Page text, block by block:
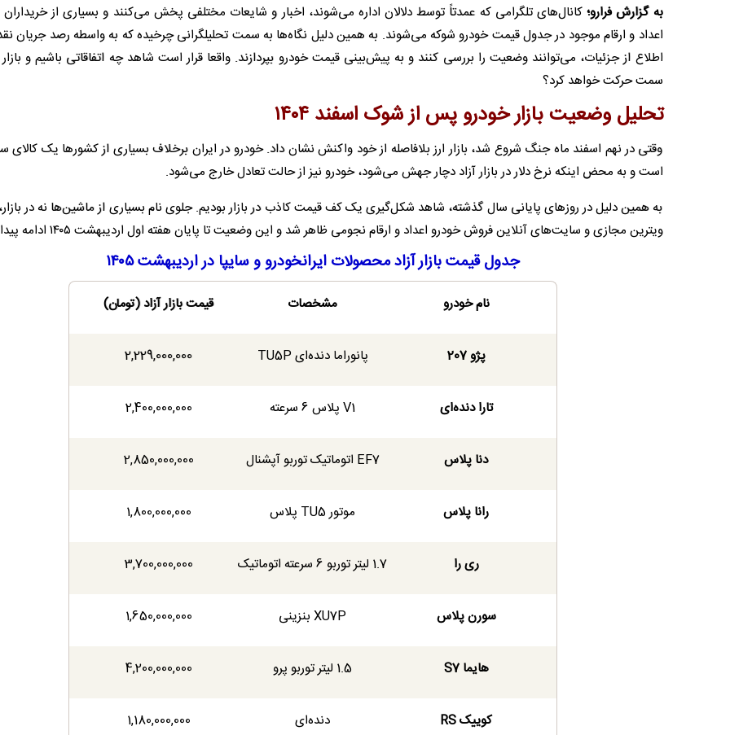
به گزارش فرارو؛کانال‌های تلگرامی که عمدتاً توسط دلالان اداره می‌شوند، اخبار و شایعات مختلفی پخش می‌کنند و بسیاری از خریداران
اعداد و ارقام موجود در جدول قیمت‌ خودرو شوکه‌ می‌شوند. به همین دلیل نگاه‌‌ها به سمت تحلیلگرانی چرخیده که به واسطه رصد جریان
اطلاع از جزئیات، می‌توانند وضعیت را بررسی کنند و به پیش‌بینی قیمت خودرو بپردازند. واقعا قرار است شاهد چه اتفاقاتی باشیم و
سمت حرکت خواهد کرد؟
تحلیل وضعیت بازار خودرو پس از شوک اسفند ۱۴۰۴
وقتی در نهم اسفند ماه جنگ شروع شد، بازار ارز بلافاصله از خود واکنش نشان داد. خودرو در ایران برخلاف بسیاری از کشورها یک کالای
است و به محض اینکه نرخ دلار در بازار آزاد دچار جهش می‌شود، خودرو نیز از حالت تعادل خارج می‌شود.
به همین دلیل در روزهای پایانی سال گذشته، شاهد شکل‌گیری یک کف قیمت کاذب در بازار بودیم. جلوی نام بسیاری از ماشین‌ها نه در
ویترین‌ مجازی و سایت‌های آنلاین فروش خودرو اعداد و ارقام نجومی ظاهر شد و این وضعیت تا پایان هفته اول اردیبهشت ۱۴۰۵ ادامه پیدا کرد.
جدول قیمت بازار آزاد محصولات ایرانخودرو و سایپا در اردیبهشت ۱۴۰۵
نام خودرو مشخصات قیمت بازار آزاد (تومان)
پژو 207 پانوراما دنده‌ای TU5P 2,229,000,000
تارا دنده‌ای V1 پلاس 6 سرعته 2,400,000,000
دنا پلاس EF7 اتوماتیک توربو آپشنال 2,850,000,000
رانا پلاس موتور TU5 پلاس 1,800,000,000
ری را 1.7 لیتر توربو 6 سرعته اتوماتیک 3,700,000,000
سورن پلاس XU7P بنزینی 1,650,000,000
هایما S7 1.5 لیتر توربو پرو 4,200,000,000
کوییک RS دنده‌ای 1,180,000,000